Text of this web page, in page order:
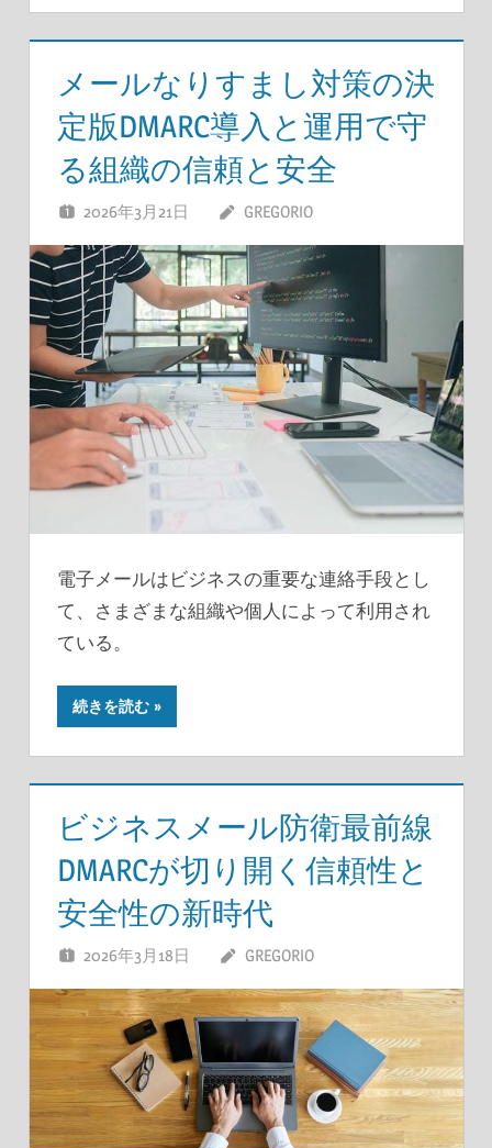
メールなりすまし対策の決
定版DMARC導入と運用で守
る組織の信頼と安全
2026年3月21日 GREGORIO
電子メールはビジネスの重要な連絡手段とし
て、さまざまな組織や個人によって利用され
ている。
続きを読む
ビジネスメール防衛最前線
DMARCが切り開く信頼性と
安全性の新時代
2026年3月18日 GREGORIO